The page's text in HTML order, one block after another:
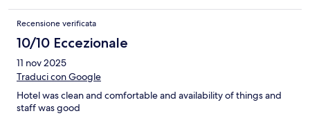
Recensione verificata
10/10 Eccezionale
11 nov 2025
Traduci con Google
Hotel was clean and comfortable and availability of things and
staff was good